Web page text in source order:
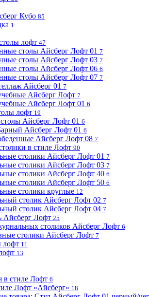
Кубо 85
1
лофт 47
столы Айсберг Лофт 01 7
столы Айсберг Лофт 03 7
столы Айсберг Лофт 06 6
столы Айсберг Лофт 07 7
Айсберг 01 7
Айсберг Лофт 7
Айсберг Лофт 01 6
лофт 19
Айсберг Лофт 01 6
Айсберг Лофт 01 6
Айсберг Лофт 08 7
в стиле Лофт 90
столики Айсберг Лофт 01 7
столики Айсберг Лофт 03 7
столики Айсберг Лофт 40 6
столики Айсберг Лофт 50 6
столики круглые 12
столик Айсберг Лофт 02 7
столик Айсберг Лофт 04 7
Айсберг Лофт 25
столиков Айсберг Лофт 6
столики Айсберг Лофт 7
лофт 11
13
в стиле Лофт 6
Лофт «Айсберг» 18